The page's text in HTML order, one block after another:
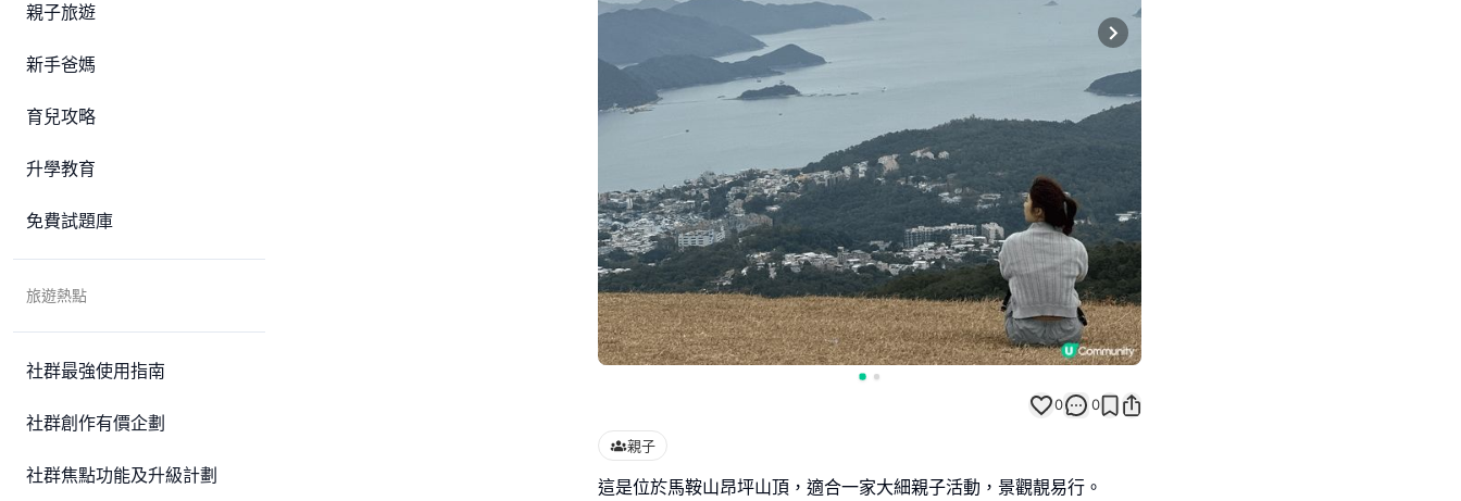
親子旅遊
新手爸媽
育兒攻略
升學教育
免費試題庫
旅遊熱點
社群最強使用指南
社群創作有價企劃
社群焦點功能及升級計劃
Next slide
0 0
親子